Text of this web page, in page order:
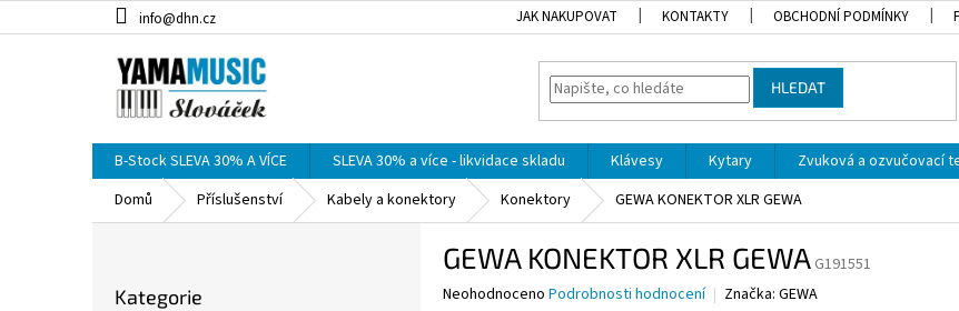
na
info@dhn.cz JAK NAKUPOVAT KONTAKTY OBCHODNÍ PODMÍNKY
HLEDAT
B-Stock SLEVA 30% A VÍCE SLEVA 30% a více - likvidace skladu Klávesy Kytary Zvuková a ozvučovací
Domů
Příslušenství Kabely a konektory Konektory GEWA KONEKTOR XLR GEWA
kategorie
Kategorie
GEWA KONEKTOR XLR GEWA G191551
Průměrné
Neohodnoceno Podrobnosti hodnocení Značka: GEWA